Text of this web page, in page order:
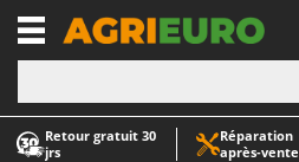
Retour gratuit 30
jrs
Réparation
après‑vente
-1
A
A